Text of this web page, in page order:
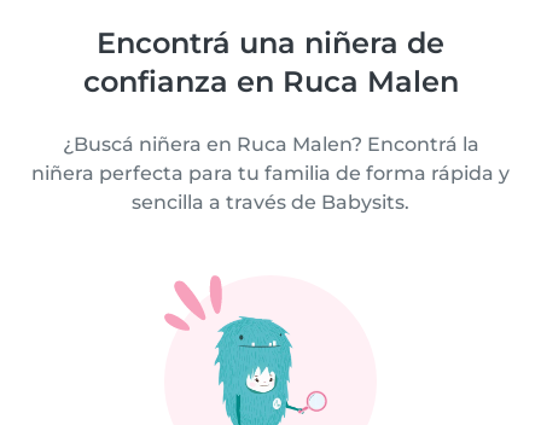
Encontrá una niñera de
confianza en Ruca Malen
¿Buscá niñera en Ruca Malen? Encontrá la
niñera perfecta para tu familia de forma rápida y
sencilla a través de Babysits.